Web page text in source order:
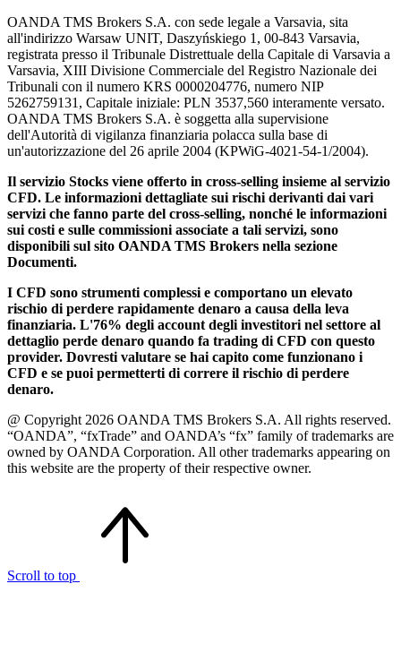
OANDA TMS Brokers S.A. con sede legale a Varsavia, sita
all'indirizzo Warsaw UNIT, Daszyńskiego 1, 00-843 Varsavia,
registrata presso il Tribunale Distrettuale della Capitale di Varsavia a
Varsavia, XIII Divisione Commerciale del Registro Nazionale dei
Tribunali con il numero KRS 0000204776, numero NIP
5262759131, Capitale iniziale: PLN 3537,560 interamente versato.
OANDA TMS Brokers S.A. è soggetta alla supervisione
dell'Autorità di vigilanza finanziaria polacca sulla base di
un'autorizzazione del 26 aprile 2004 (KPWiG-4021-54-1/2004).
Il servizio Stocks viene offerto in cross-selling insieme al servizio
CFD. Le informazioni dettagliate sui rischi derivanti dai vari
servizi che fanno parte del cross-selling, nonché le informazioni
sui costi e sulle commissioni associate a tali servizi, sono
disponibili sul sito OANDA TMS Brokers nella sezione
Documenti.
I CFD sono strumenti complessi e comportano un elevato
rischio di perdere rapidamente denaro a causa della leva
finanziaria. L'76% degli account degli investitori nel settore al
dettaglio perde denaro quando fa trading di CFD con questo
provider. Dovresti valutare se hai capito come funzionano i
CFD e se puoi permetterti di correre il rischio di perdere
denaro.
@ Copyright 2026 OANDA TMS Brokers S.A. All rights reserved.
“OANDA”, “fxTrade” and OANDA’s “fx” family of trademarks are
owned by OANDA Corporation. All other trademarks appearing on
this website are the property of their respective owner.
Scroll to top